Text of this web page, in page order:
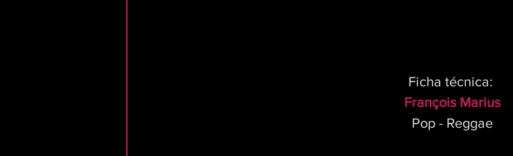
Ficha técnica:
François Marius
Pop - Reggae